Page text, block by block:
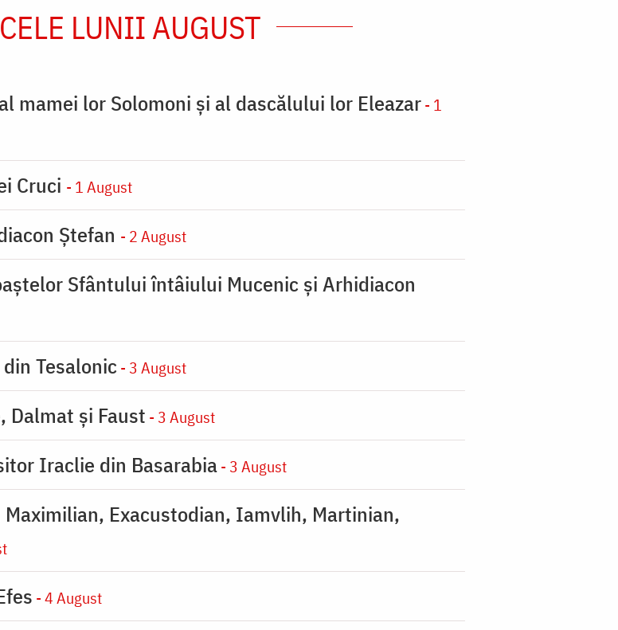
LUNII AUGUST
mamei lor Solomoni şi al dascălului lor Eleazar- 1
Cruci - 1 August
Ștefan - 2 August
Sfântului întâiului Mucenic şi Arhidiacon
Tesalonic - 3 August
Dalmat şi Faust - 3 August
Iraclie din Basarabia- 3 August
Exacustodian, Iamvlih, Martinian,
- 4 August